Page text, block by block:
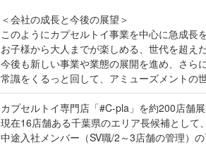
＜会社の成長と今後の展望＞
このようにカプセルトイ事業を中心に急成長
お子様から大人までが楽しめる、世代を超え
今後も新しい事業や業態の展開を進め、さら
常識をくるっと回して、アミューズメントの
カプセルトイ専門店「#C-pla」を約200店舗
現在16店舗ある千葉県のエリア長候補とし
中途入社メンバー（SV職/2～3店舗の管理）